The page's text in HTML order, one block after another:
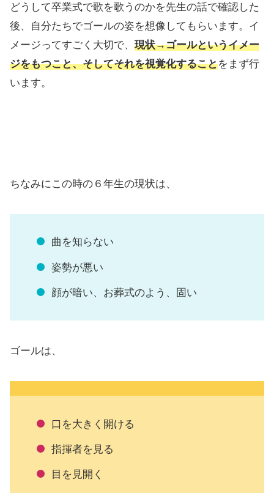
どうして卒業式で歌を歌うのかを先生の話で確認した
後、自分たちでゴールの姿を想像してもらいます。イ
メージってすごく大切で、 現状→ゴールというイメー
ジをもつこと、そしてそれを視覚化することをまず行
います。
ちなみにこの時の６年生の現状は、
曲を知らない
姿勢が悪い
顔が暗い、お葬式のよう、固い
ゴールは、
口を大きく開ける
指揮者を見る
目を見開く